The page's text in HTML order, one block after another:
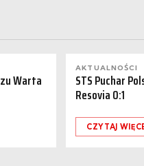
Warta
AKTUALNOŚCI
STS Puchar
Resovia 0:1
CZYTAJ